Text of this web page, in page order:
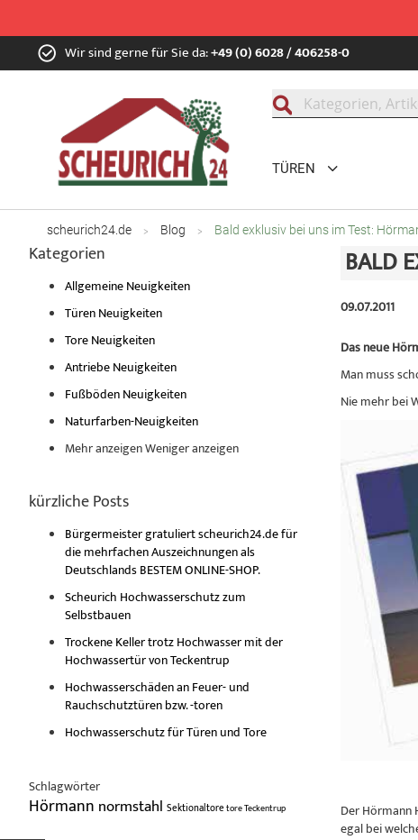
Zum
Inhalt Wir sind gerne für Sie da:+49 (0) 6028 / 406258-0
TÜREN
scheurich24.de Blog Bald exklusiv bei uns im Test:
BALD
09.07.2011
Das neue
Man muss
Nie mehr bei
Der Hörmann
egal bei
Kategorien
Allgemeine Neuigkeiten
Türen Neuigkeiten
Tore Neuigkeiten
Antriebe Neuigkeiten
Fußböden Neuigkeiten
Naturfarben-Neuigkeiten
Mehr anzeigenWeniger anzeigen
kürzliche Posts
Bürgermeister gratuliert scheurich24.de für
die mehrfachen Auszeichnungen als
Deutschlands BESTEM ONLINE-SHOP.
Scheurich Hochwasserschutz zum
Selbstbauen
Trockene Keller trotz Hochwasser mit der
Hochwassertür von Teckentrup
Hochwasserschäden an Feuer- und
Rauchschutztüren bzw. -toren
Hochwasserschutz für Türen und Tore
Schlagwörter
Hörmann normstahl SektionaltoretoreTeckentrup